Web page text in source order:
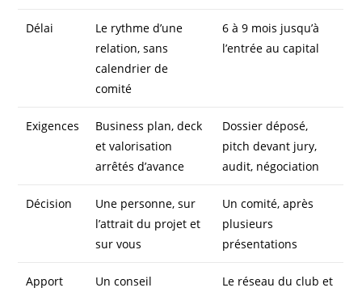
Délai
Le rythme d’une
relation, sans
calendrier de
comité
6 à 9 mois jusqu’à
l’entrée au capital
Exigences
Business plan, deck
et valorisation
arrêtés d’avance
Dossier déposé,
pitch devant jury,
audit, négociation
Décision
Une personne, sur
l’attrait du projet et
sur vous
Un comité, après
plusieurs
présentations
Apport
Un conseil
Le réseau du club et